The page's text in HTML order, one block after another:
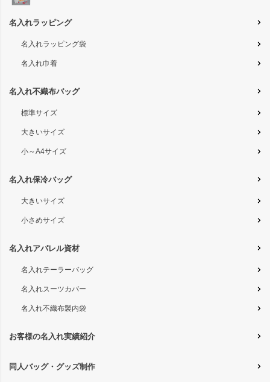
名入れラッピング
名入れラッピング袋
名入れ巾着
名入れ不織布バッグ
標準サイズ
大きいサイズ
小～A4サイズ
名入れ保冷バッグ
大きいサイズ
小さめサイズ
名入れアパレル資材
名入れテーラーバッグ
名入れスーツカバー
名入れ不織布製内袋
お客様の名入れ実績紹介
同人バッグ・グッズ制作